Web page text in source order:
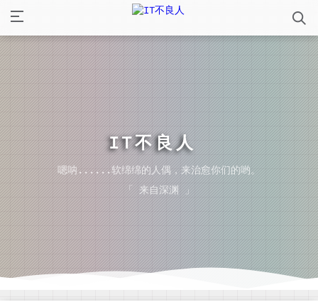
IT不良人
嗯呐......软绵绵的人偶，来治愈你们的哟。
「 来自深渊 」